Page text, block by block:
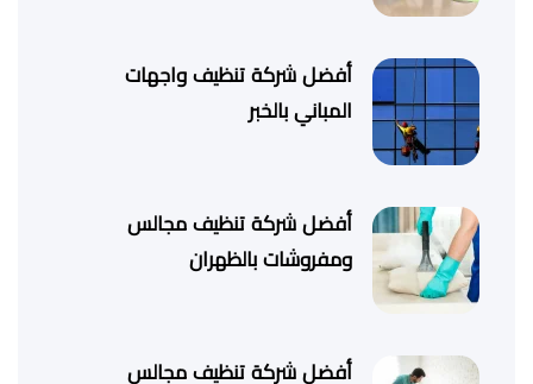
أفضل شركة تنظيف واجهات
المباني بالخبر
أفضل شركة تنظيف مجالس
ومفروشات بالظهران
أفضل شركة تنظيف مجالس